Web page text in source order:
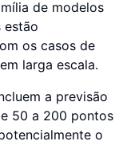
de modelos
estão
os casos de
larga escala.
a previsão
50 a 200 pontos
o